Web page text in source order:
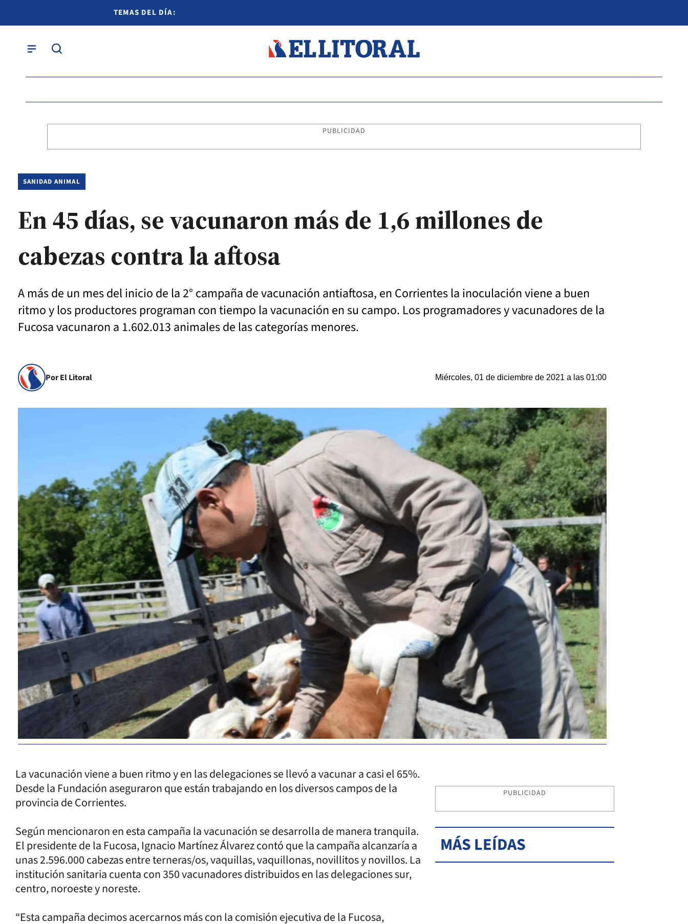
TEMAS DEL DÍA:
PUBLICIDAD
SANIDAD ANIMAL
En 45 días, se vacunaron más de 1,6 millones de
cabezas contra la aftosa
A más de un mes del inicio de la 2° campaña de vacunación antiaftosa, en Corrientes la inoculación viene a buen
ritmo y los productores programan con tiempo la vacunación en su campo. Los programadores y vacunadores de la
Fucosa vacunaron a 1.602.013 animales de las categorías menores.
Por El Litoral Miércoles, 01 de diciembre de 2021 a las 01:00
La vacunación viene a buen ritmo y en las delegaciones se llevó a vacunar a casi el 65%.
Desde la Fundación aseguraron que están trabajando en los diversos campos de la
provincia de Corrientes.
Según mencionaron en esta campaña la vacunación se desarrolla de manera tranquila.
El presidente de la Fucosa, Ignacio Martínez Álvarez contó que la campaña alcanzaría a
unas 2.596.000 cabezas entre terneras/os, vaquillas, vaquillonas, novillitos y novillos. La
institución sanitaria cuenta con 350 vacunadores distribuidos en las delegaciones sur,
centro, noroeste y noreste.
“Esta campaña decimos acercarnos más con la comisión ejecutiva de la Fucosa,
PUBLICIDAD
MÁS LEÍDAS